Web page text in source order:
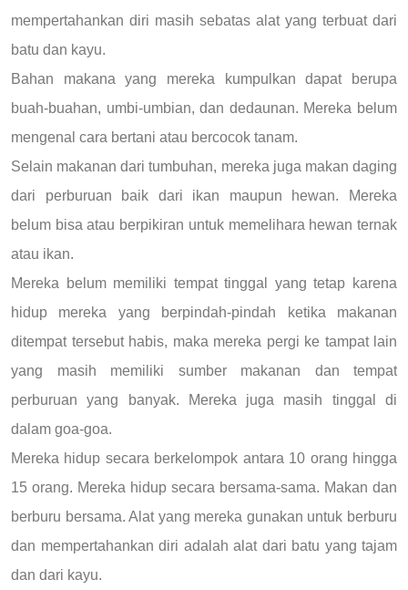
mempertahankan diri masih sebatas alat yang terbuat dari
batu dan kayu.
Bahan makana yang mereka kumpulkan dapat berupa
buah-buahan, umbi-umbian, dan dedaunan. Mereka belum
mengenal cara bertani atau bercocok tanam.
Selain makanan dari tumbuhan, mereka juga makan daging
dari perburuan baik dari ikan maupun hewan. Mereka
belum bisa atau berpikiran untuk memelihara hewan ternak
atau ikan.
Mereka belum memiliki tempat tinggal yang tetap karena
hidup mereka yang berpindah-pindah ketika makanan
ditempat tersebut habis, maka mereka pergi ke tampat lain
yang masih memiliki sumber makanan dan tempat
perburuan yang banyak. Mereka juga masih tinggal di
dalam goa-goa.
Mereka hidup secara berkelompok antara 10 orang hingga
15 orang. Mereka hidup secara bersama-sama. Makan dan
berburu bersama. Alat yang mereka gunakan untuk berburu
dan mempertahankan diri adalah alat dari batu yang tajam
dan dari kayu.